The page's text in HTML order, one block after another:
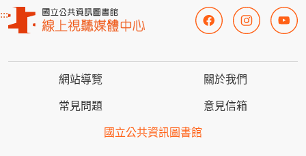
:::
網站導覽 關於我們
常見問題 意見信箱
國立公共資訊圖書館